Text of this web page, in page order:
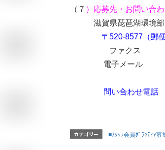
（７ ）応募先・お問い合
滋賀県琵琶湖環境部
〒520-8577（郵
ファクス ：
電子メール ：
↑ﾃﾞｨｰ ｲ
問い合わせ電
カテゴリー ■ｽﾀｯﾌ会員ﾎﾞﾗﾝﾃｨｱ募